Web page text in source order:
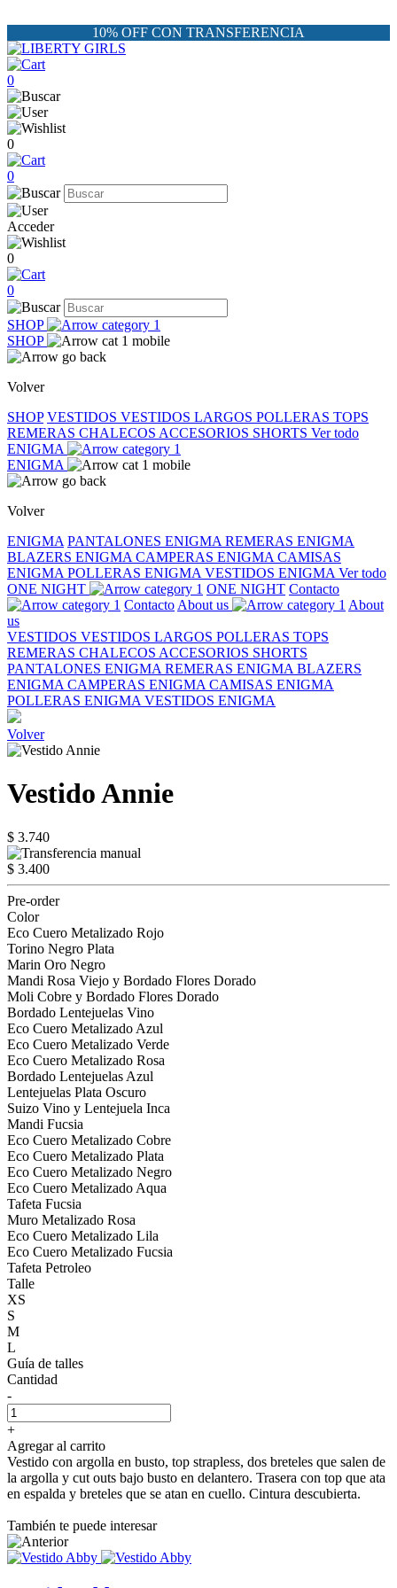
10% OFF CON TRANSFERENCIA
0
0
0
Acceder
0
0
SHOP
SHOP
Volver
SHOP VESTIDOS VESTIDOS LARGOS POLLERAS TOPS
REMERAS CHALECOS ACCESORIOS SHORTS Ver todo
ENIGMA
ENIGMA
Volver
ENIGMA PANTALONES ENIGMA REMERAS ENIGMA
BLAZERS ENIGMA CAMPERAS ENIGMA CAMISAS
ENIGMA POLLERAS ENIGMA VESTIDOS ENIGMA Ver todo
ONE NIGHT
ONE NIGHT Contacto
Contacto About us
About
us
VESTIDOS VESTIDOS LARGOS POLLERAS TOPS
REMERAS CHALECOS ACCESORIOS SHORTS
PANTALONES ENIGMA REMERAS ENIGMA BLAZERS
ENIGMA CAMPERAS ENIGMA CAMISAS ENIGMA
POLLERAS ENIGMA VESTIDOS ENIGMA
Volver
Vestido Annie
$ 3.740
$ 3.400
Pre-order
Color
Eco Cuero Metalizado Rojo
Torino Negro Plata
Marin Oro Negro
Mandi Rosa Viejo y Bordado Flores Dorado
Moli Cobre y Bordado Flores Dorado
Bordado Lentejuelas Vino
Eco Cuero Metalizado Azul
Eco Cuero Metalizado Verde
Eco Cuero Metalizado Rosa
Bordado Lentejuelas Azul
Lentejuelas Plata Oscuro
Suizo Vino y Lentejuela Inca
Mandi Fucsia
Eco Cuero Metalizado Cobre
Eco Cuero Metalizado Plata
Eco Cuero Metalizado Negro
Eco Cuero Metalizado Aqua
Tafeta Fucsia
Muro Metalizado Rosa
Eco Cuero Metalizado Lila
Eco Cuero Metalizado Fucsia
Tafeta Petroleo
Talle
XS
S
M
L
Guía de talles
Cantidad
-
+
Agregar al carrito
Vestido con argolla en busto, top strapless, dos breteles que salen de
la argolla y cut outs bajo busto en delantero. Trasera con top que ata
en espalda y breteles que se atan en cuello. Cintura descubierta.
También te puede interesar